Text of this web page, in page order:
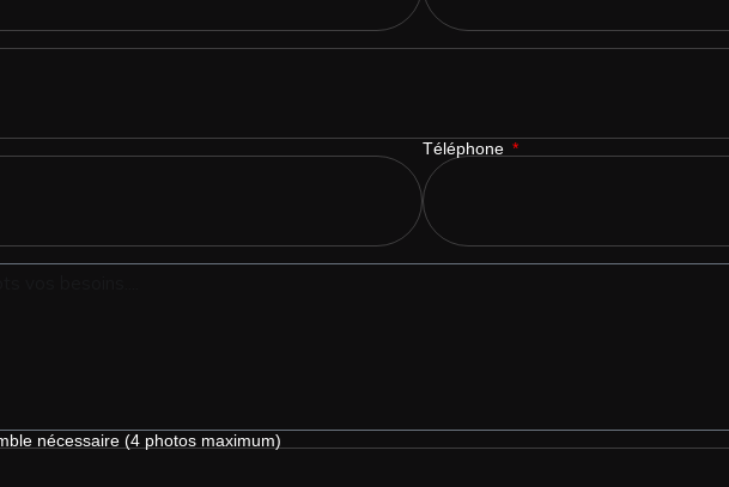
Téléphone
nécessaire (4 photos maximum)